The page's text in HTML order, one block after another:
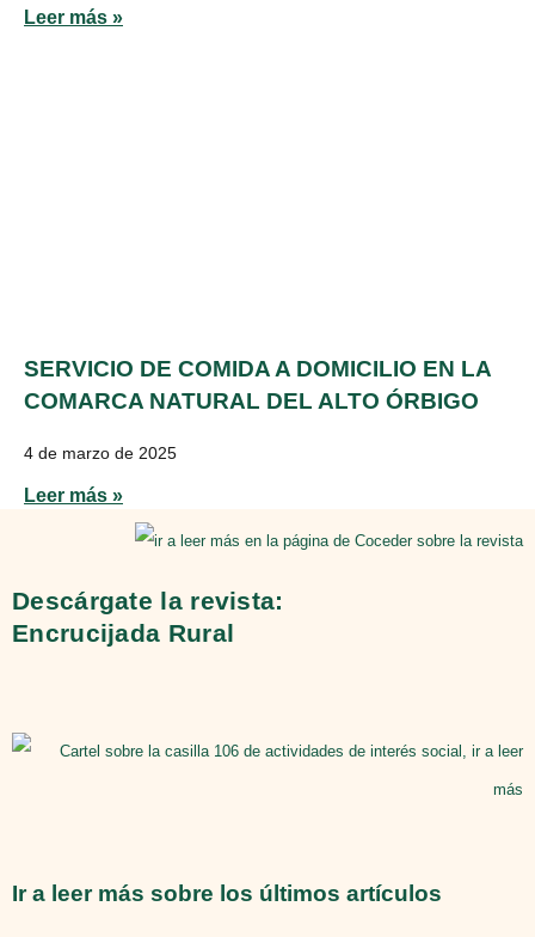
Leer más »
SERVICIO DE COMIDA A DOMICILIO EN LA
COMARCA NATURAL DEL ALTO ÓRBIGO
4 de marzo de 2025
Leer más »
Descárgate la revista:
Encrucijada Rural
Ir a leer más sobre los últimos artículos